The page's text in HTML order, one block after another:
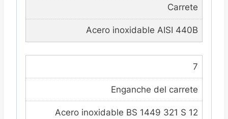
Carrete
Acero inoxidable AISI 440B
7
Enganche del carrete
Acero inoxidable BS 1449 321 S 12